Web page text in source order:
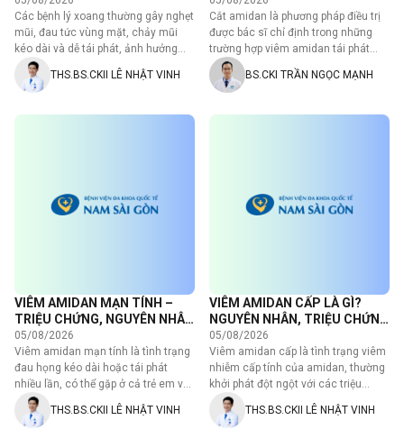
Các bệnh lý xoang thường gây nghẹt
mũi, đau tức vùng mặt, chảy mũi
kéo dài và dễ tái phát, ảnh hưởng
đến sinh hoạt.…
THS.BS.CKII LÊ NHẬT VINH
Cắt amidan là phương pháp điều trị
được bác sĩ chỉ định trong những
trường hợp viêm amidan tái phát
nhiều lần trong năm, amidan…
BS.CKI TRẦN NGỌC MẠNH
VIÊM AMIDAN MẠN TÍNH –
TRIỆU CHỨNG, NGUYÊN NHÂN
VÀ CÁCH ĐIỀU TRỊ
05/08/2026
Viêm amidan mạn tính là tình trạng
đau họng kéo dài hoặc tái phát
nhiều lần, có thể gặp ở cả trẻ em và
người…
THS.BS.CKII LÊ NHẬT VINH
VIÊM AMIDAN CẤP LÀ GÌ?
NGUYÊN NHÂN, TRIỆU CHỨNG
VÀ CÁCH ĐIỀU TRỊ
05/08/2026
Viêm amidan cấp là tình trạng viêm
nhiễm cấp tính của amidan, thường
khởi phát đột ngột với các triệu
chứng như đau họng, sốt,…
THS.BS.CKII LÊ NHẬT VINH